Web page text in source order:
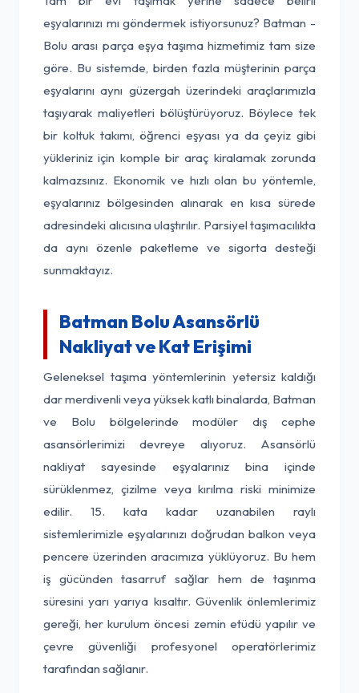
eşyalarınızı mı göndermek istiyorsunuz? Batman -
Bolu arası parça eşya taşıma hizmetimiz tam size
göre. Bu sistemde, birden fazla müşterinin parça
eşyalarını aynı güzergah üzerindeki araçlarımızla
taşıyarak maliyetleri bölüştürüyoruz. Böylece tek
bir koltuk takımı, öğrenci eşyası ya da çeyiz gibi
yükleriniz için komple bir araç kiralamak zorunda
kalmazsınız. Ekonomik ve hızlı olan bu yöntemle,
eşyalarınız bölgesinden alınarak en kısa sürede
adresindeki alıcısına ulaştırılır. Parsiyel taşımacılıkta
da aynı özenle paketleme ve sigorta desteği
sunmaktayız.
Batman Bolu Asansörlü
Nakliyat ve Kat Erişimi
Geleneksel taşıma yöntemlerinin yetersiz kaldığı
dar merdivenli veya yüksek katlı binalarda, Batman
ve Bolu bölgelerinde modüler dış cephe
asansörlerimizi devreye alıyoruz. Asansörlü
nakliyat sayesinde eşyalarınız bina içinde
sürüklenmez, çizilme veya kırılma riski minimize
edilir. 15. kata kadar uzanabilen raylı
sistemlerimizle eşyalarınızı doğrudan balkon veya
pencere üzerinden aracımıza yüklüyoruz. Bu hem
iş gücünden tasarruf sağlar hem de taşınma
süresini yarı yarıya kısaltır. Güvenlik önlemlerimiz
gereği, her kurulum öncesi zemin etüdü yapılır ve
çevre güvenliği profesyonel operatörlerimiz
tarafından sağlanır.